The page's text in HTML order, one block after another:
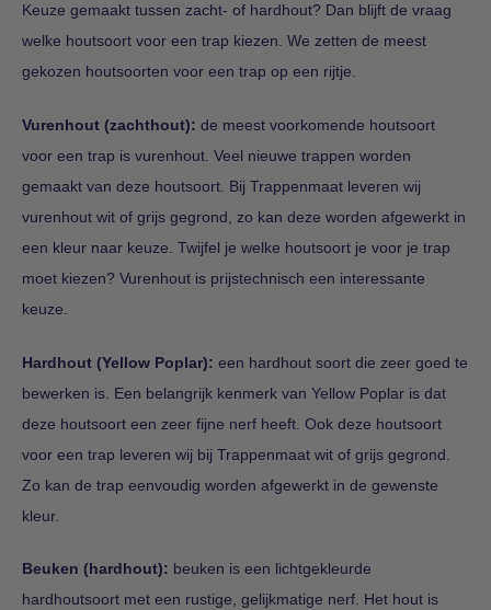
Keuze gemaakt tussen zacht- of hardhout? Dan blijft de vraag
welke houtsoort voor een trap kiezen. We zetten de meest
gekozen houtsoorten voor een trap op een rijtje.
Vurenhout (zachthout): de meest voorkomende houtsoort
voor een trap is vurenhout. Veel nieuwe trappen worden
gemaakt van deze houtsoort. Bij Trappenmaat leveren wij
vurenhout wit of grijs gegrond, zo kan deze worden afgewerkt in
een kleur naar keuze. Twijfel je welke houtsoort je voor je trap
moet kiezen? Vurenhout is prijstechnisch een interessante
keuze.
Hardhout (Yellow Poplar): een hardhout soort die zeer goed te
bewerken is. Een belangrijk kenmerk van Yellow Poplar is dat
deze houtsoort een zeer fijne nerf heeft. Ook deze houtsoort
voor een trap leveren wij bij Trappenmaat wit of grijs gegrond.
Zo kan de trap eenvoudig worden afgewerkt in de gewenste
kleur.
Beuken (hardhout): beuken is een lichtgekleurde
hardhoutsoort met een rustige, gelijkmatige nerf. Het hout is